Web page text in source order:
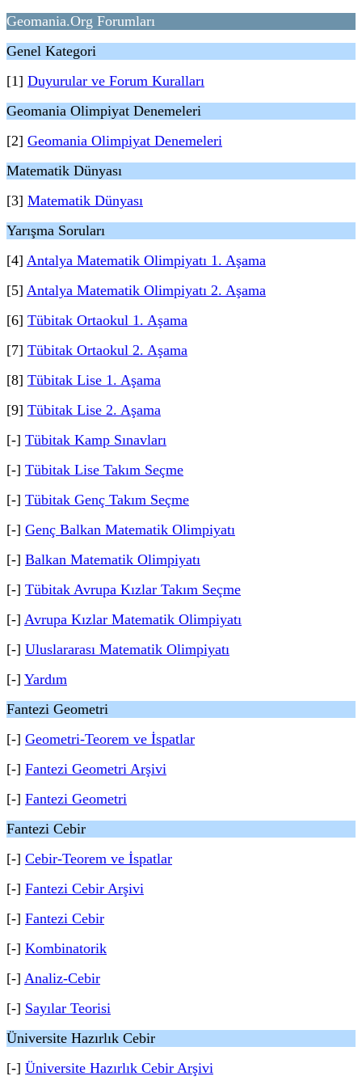
Geomania.Org Forumları
Genel Kategori
[1] Duyurular ve Forum Kuralları
Geomania Olimpiyat Denemeleri
[2] Geomania Olimpiyat Denemeleri
Matematik Dünyası
[3] Matematik Dünyası
Yarışma Soruları
[4] Antalya Matematik Olimpiyatı 1. Aşama
[5] Antalya Matematik Olimpiyatı 2. Aşama
[6] Tübitak Ortaokul 1. Aşama
[7] Tübitak Ortaokul 2. Aşama
[8] Tübitak Lise 1. Aşama
[9] Tübitak Lise 2. Aşama
[-] Tübitak Kamp Sınavları
[-] Tübitak Lise Takım Seçme
[-] Tübitak Genç Takım Seçme
[-] Genç Balkan Matematik Olimpiyatı
[-] Balkan Matematik Olimpiyatı
[-] Tübitak Avrupa Kızlar Takım Seçme
[-] Avrupa Kızlar Matematik Olimpiyatı
[-] Uluslararası Matematik Olimpiyatı
[-] Yardım
Fantezi Geometri
[-] Geometri-Teorem ve İspatlar
[-] Fantezi Geometri Arşivi
[-] Fantezi Geometri
Fantezi Cebir
[-] Cebir-Teorem ve İspatlar
[-] Fantezi Cebir Arşivi
[-] Fantezi Cebir
[-] Kombinatorik
[-] Analiz-Cebir
[-] Sayılar Teorisi
Üniversite Hazırlık Cebir
[-] Üniversite Hazırlık Cebir Arşivi